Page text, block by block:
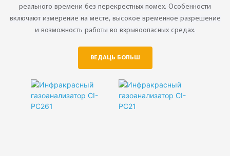
реального времени без перекрестных помех. Особенности
включают измерение на месте, высокое временное разрешение
и возможность работы во взрывоопасных средах.
ВЕДАЦЬ БОЛЬШ